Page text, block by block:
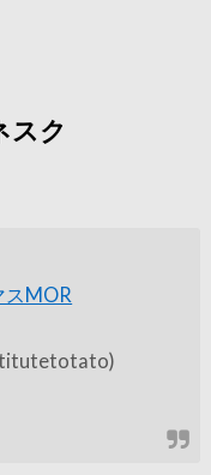
スク
スMOR